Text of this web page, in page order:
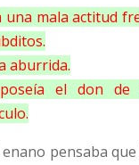
una mala actitud
aburrida.
el don de
enano pensaba